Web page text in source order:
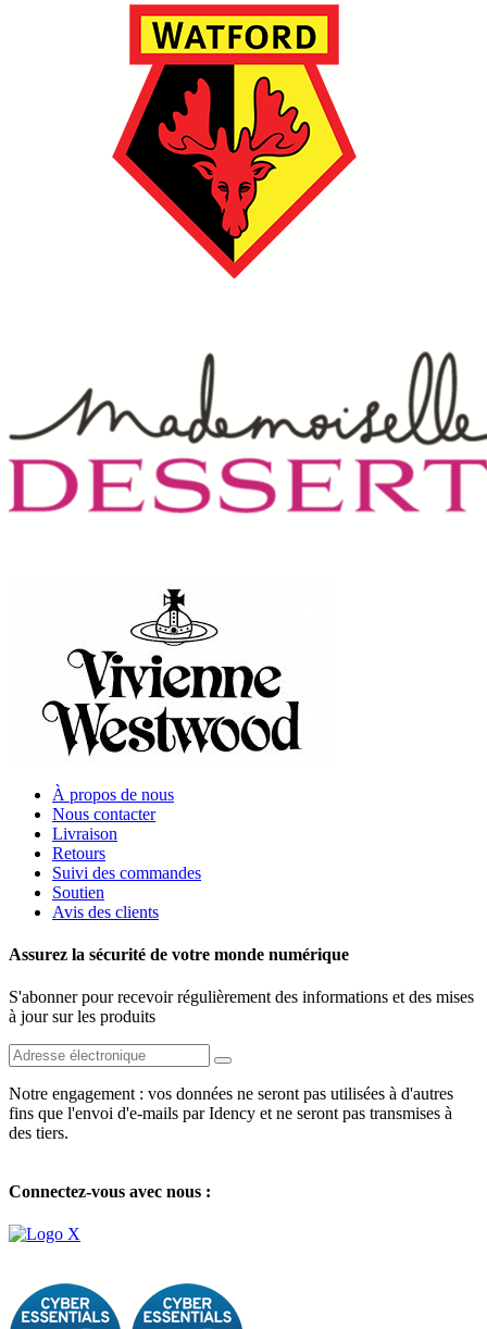
À propos de nous
Nous contacter
Livraison
Retours
Suivi des commandes
Soutien
Avis des clients
Assurez la sécurité de votre monde numérique
S'abonner pour recevoir régulièrement des informations et des mises
à jour sur les produits
Notre engagement : vos données ne seront pas utilisées à d'autres
fins que l'envoi d'e-mails par Idency et ne seront pas transmises à
des tiers.
Connectez-vous avec nous :